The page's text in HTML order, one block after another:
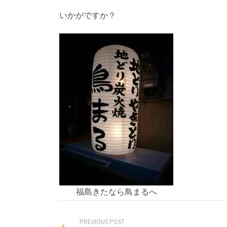
いかがですか？
福島きたなら鳥まるへ
PREVIOUS POST